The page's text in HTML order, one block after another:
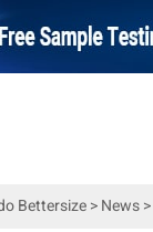
Bettersize>News>